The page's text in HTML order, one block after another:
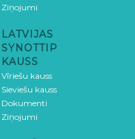
Ziņojumi
LATVIJAS
SYNOTTIP
KAUSS
Vīriešu kauss
Sieviešu kauss
Dokumenti
Ziņojumi